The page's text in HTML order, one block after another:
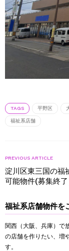
TAGS 平野区
福祉系店舗
PREVIOUS ARTICLE
淀川区東三国の福
可能物件(募集終了
福祉系店舗物件を
関西（大阪、兵庫）で
の店舗を作りたい、増
す。